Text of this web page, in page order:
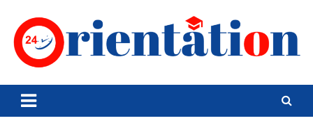
content
Orientation24
Emploi et Orientation au Maroc